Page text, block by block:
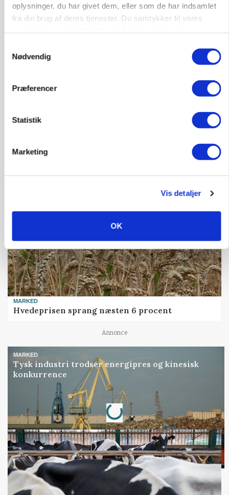
oplysninger, du har givet dem, eller som de har indsamlet
fra din brug af deres tjenester. Du samtykker til vores
Nødvendig
Præferencer
Statistik
Marketing
Vis detaljer
OK
BUSINESS
MARKED
Hvedeprisen sprang næsten 6 procent
Annonce
MARKED
Tysk industri trodser energipres og kinesisk
konkurrence
Annonce
Loading...